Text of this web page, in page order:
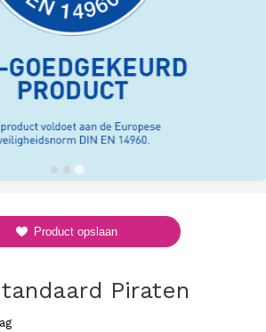
Piraten
Product opslaan